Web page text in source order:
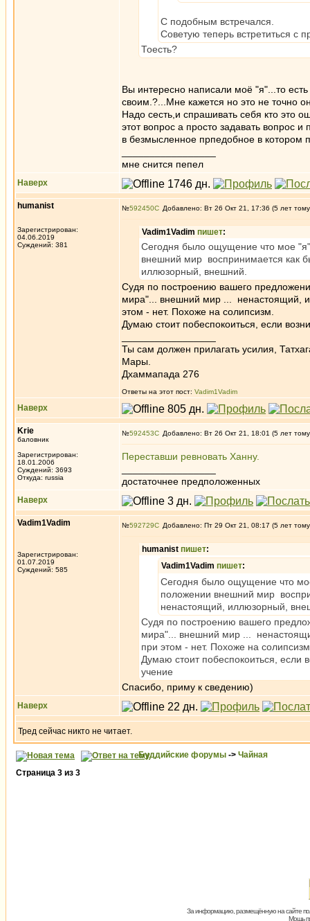
С подобным встречался.
Советую теперь встретиться с
Тоесть?
Вы интересно написали моё "я"...то
своим.?...Мне кажется но это не точно
Надо сесть,и спрашивать себя кто это
этот вопрос а просто задавать вопрос
в безмысленное прпедобное в котором
мне снится пепел
Наверх
humanist
Зарегистрирован:
04.06.2019
Суждений: 381
№592450 Добавлено: Вт 26 Окт 21, 17:36 (5 лет
Vadim1Vadim пишет:
Сегодня было ощущение что мое
внешний мир воспринимается как
иллюзорный, внешний.
Судя по построению вашего
мира"... внешний мир ... ненастоящий,
этом - нет. Похоже на солипсизм.
Думаю стоит побеспокоиться, если
Ты сам должен прилагать усилия,
Мары.
Дхаммапада 276
Ответы на этот пост: Vadim1Vadim
Наверх
Krie
баловник
Зарегистрирован:
18.01.2006
Суждений: 3693
Откуда: russia
№592453 Добавлено: Вт 26 Окт 21, 18:01 (5 лет
Переставши ревновать Ханну.
достаточнее предположенных
Наверх
Vadim1Vadim
Зарегистрирован:
01.07.2019
Суждений: 585
№592729 Добавлено: Пт 29 Окт 21, 08:17 (5 лет
humanist пишет:
Vadim1Vadim пишет:
Сегодня было ощущение что
положении внешний мир
ненастоящий, иллюзорный,
Судя по построению вашего
мира"... внешний мир ...
при этом - нет. Похоже на
Думаю стоит побеспокоиться, если
учение
Спасибо, приму к сведению)
Наверх
Тред сейчас никто не читает.
Буддийские форумы -> Чайная
Страница 3 из 3
За информацию, размещённую на сайте
Мощь